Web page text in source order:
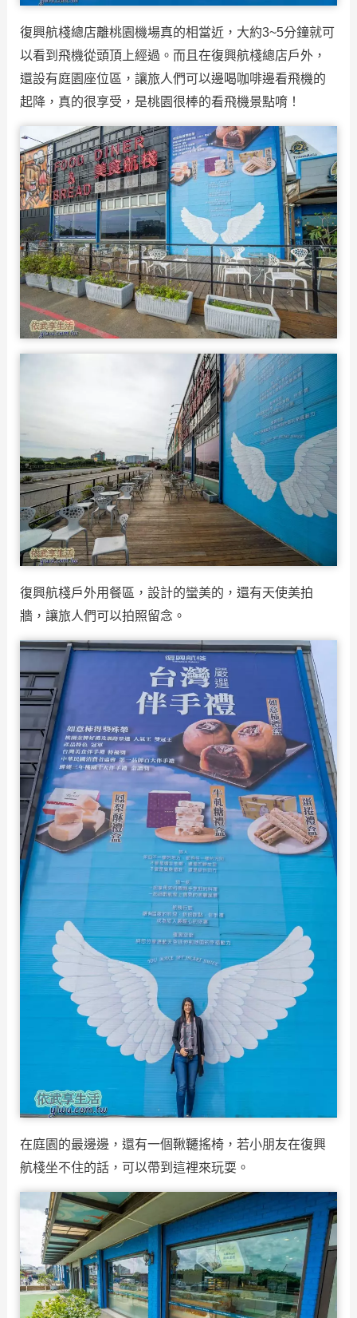
復興航棧總店離桃園機場真的相當近，大約3~5分鐘就可
以看到飛機從頭頂上經過。而且在復興航棧總店戶外，
還設有庭園座位區，讓旅人們可以邊喝咖啡邊看飛機的
起降，真的很享受，是桃園很棒的看飛機景點唷！
復興航棧戶外用餐區，設計的蠻美的，還有天使美拍
牆，讓旅人們可以拍照留念。
在庭園的最邊邊，還有一個鞦韆搖椅，若小朋友在復興
航棧坐不住的話，可以帶到這裡來玩耍。